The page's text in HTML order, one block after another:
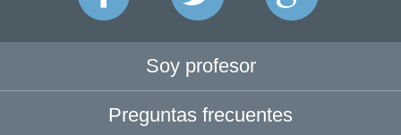
Soy profesor
Preguntas frecuentes